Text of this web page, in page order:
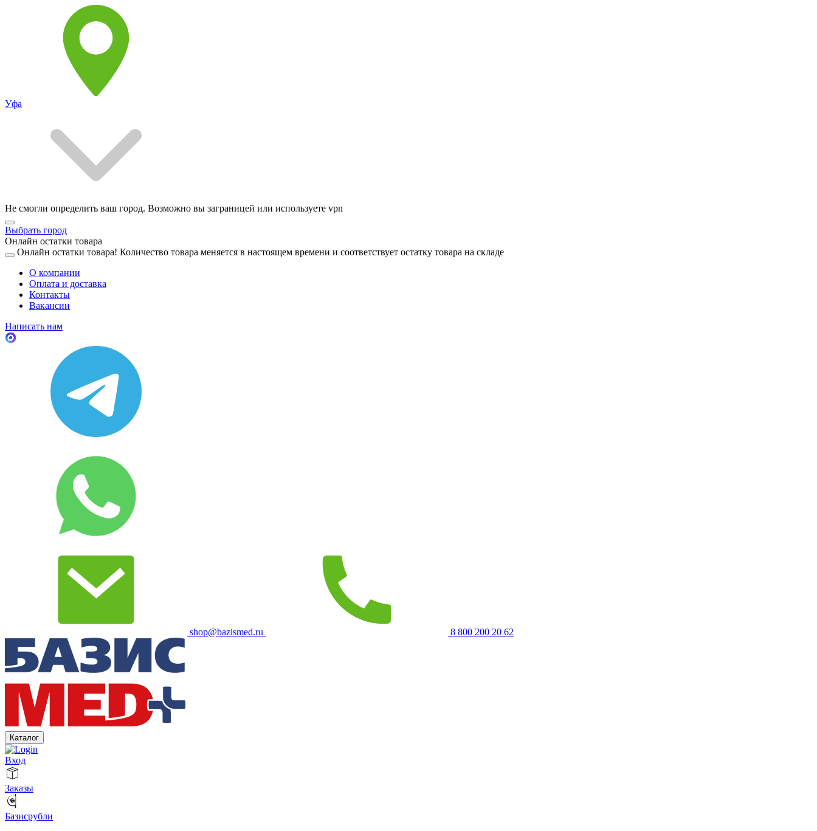
Уфа
Не смогли определить ваш город. Возможно вы заграницей или используете vpn
Выбрать город
Онлайн остатки товара
Онлайн остатки товара! Количество товара меняется в настоящем времени и соответствует остатку товара на складе
О компании
Оплата и доставка
Контакты
Вакансии
Написать нам
shop@bazismed.ru 8 800 200 20 62
Каталог
Вход
Заказы
Базисрубли